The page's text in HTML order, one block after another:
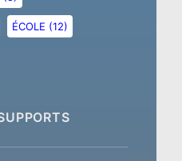
ÉCOLE (12)